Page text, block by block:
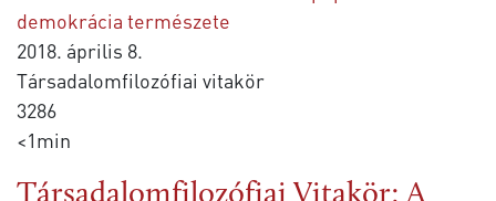
2018. április 8.
Társadalomfilozófiai vitakör
3286
<1min